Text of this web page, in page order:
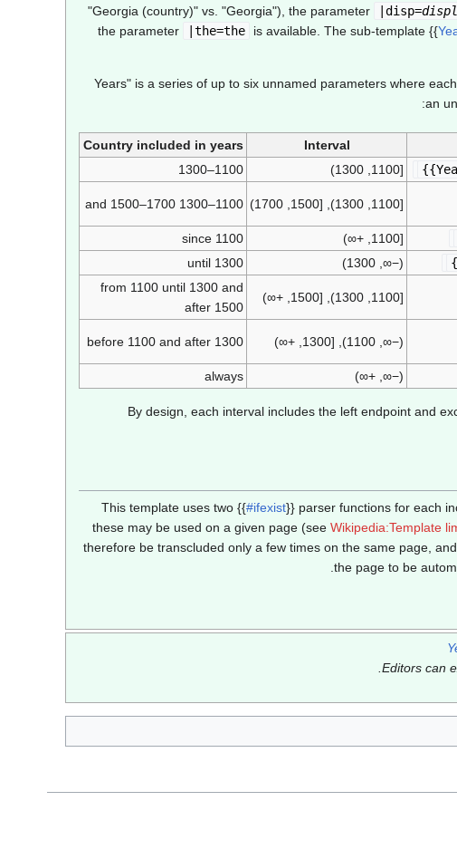
"Georgia (country)" vs. "Georgia"), the parameter
|disp=
the parameter
|the=the is available. The sub-template {{
"Years" is a series of up to six unnamed parameters where
an
Interval
Country included in years
[1100, 1300)
1100–1300
[1100, 1300), [1500, 1700)
1100–1300 and 1500–1700
[1100, +∞)
since 1100
(−∞, 1300)
until 1300
[1100, 1300), [1500, +∞)
from 1100 until 1300 and
after 1500
(−∞, 1100), [1300, +∞)
before 1100 and after 1300
(−∞, +∞)
always
By design, each interval includes the left endpoint and
This template uses two {{#ifexist}} parser functions for each
these may be used on a given page (see Wikipedia:Template
therefore be transcluded only a few times on the same page,
the page to be
.
Editors can